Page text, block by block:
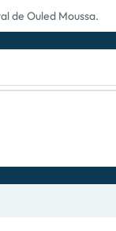
de Ouled Moussa.